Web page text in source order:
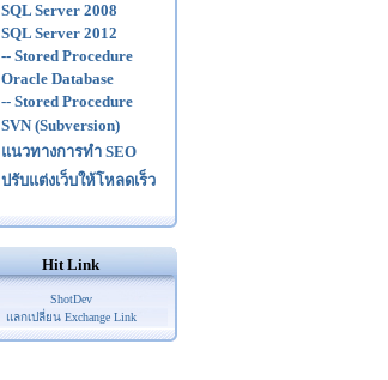
SQL Server 2008
SQL Server 2012
-- Stored Procedure
Oracle Database
-- Stored Procedure
SVN (Subversion)
แนวทางการทำ SEO
ปรับแต่งเว็บให้โหลดเร็ว
Hit Link
ShotDev
แลกเปลี่ยน Exchange Link